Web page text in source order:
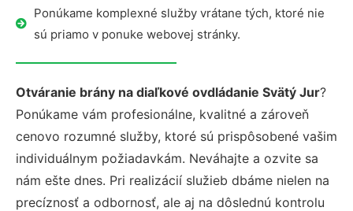
Ponúkame komplexné služby vrátane tých, ktoré nie
sú priamo v ponuke webovej stránky.
Otváranie brány na diaľkové ovdládanie Svätý Jur?
Ponúkame vám profesionálne, kvalitné a zároveň
cenovo rozumné služby, ktoré sú prispôsobené vašim
individuálnym požiadavkám. Neváhajte a ozvite sa
nám ešte dnes. Pri realizácií služieb dbáme nielen na
precíznosť a odbornosť, ale aj na dôslednú kontrolu